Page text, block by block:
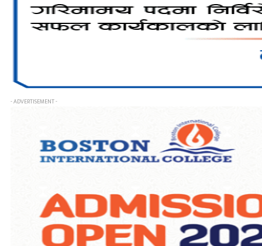
- ADVERTISEMENT -